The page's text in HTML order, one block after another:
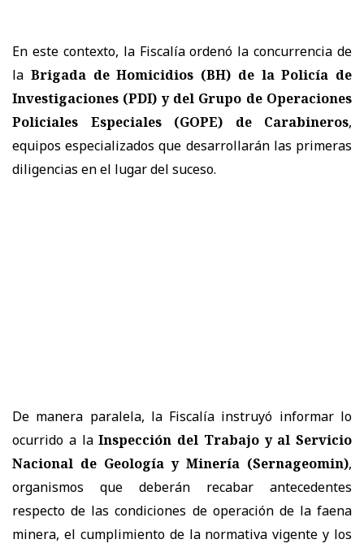
En este contexto, la Fiscalía ordenó la concurrencia de
la Brigada de Homicidios (BH) de la Policía de
Investigaciones (PDI) y del Grupo de Operaciones
Policiales Especiales (GOPE) de Carabineros,
equipos especializados que desarrollarán las primeras
diligencias en el lugar del suceso.
De manera paralela, la Fiscalía instruyó informar lo
ocurrido a laInspección del Trabajo y al Servicio
Nacional de Geología y Minería (Sernageomin),
organismos que deberán recabar antecedentes
respecto de las condiciones de operación de la faena
minera, el cumplimiento de la normativa vigente y los